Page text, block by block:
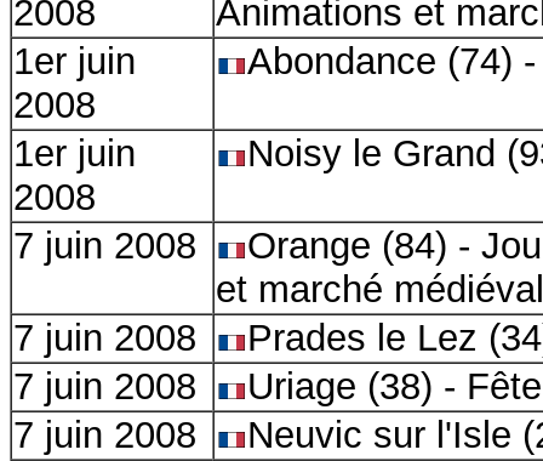
2008
Animations et
1er juin
2008
Abondance (74)
1er juin
2008
Noisy le Grand
7 juin 2008
Orange (84) -
et marché médiéval
7 juin 2008
Prades le Lez
7 juin 2008
Uriage (38) -
7 juin 2008
Neuvic sur l'Isle